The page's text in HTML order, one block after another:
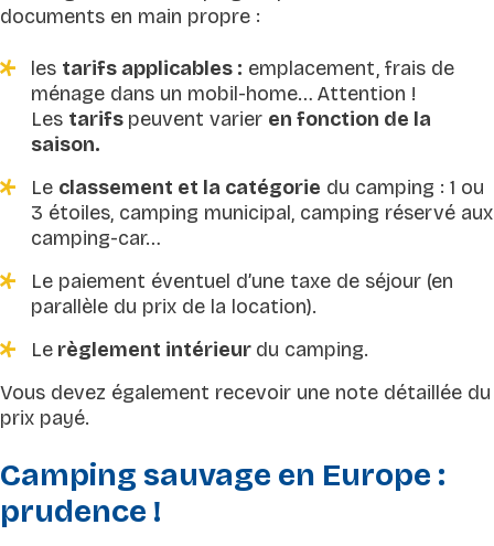
documents en main propre :
les tarifs applicables : emplacement, frais de
ménage dans un mobil-home… Attention !
Les tarifs peuvent varier en fonction de la
saison.
Le classement et la catégorie du camping : 1 ou
3 étoiles, camping municipal, camping réservé aux
camping-car…
Le paiement éventuel d’une taxe de séjour (en
parallèle du prix de la location).
Le règlement intérieur du camping.
Vous devez également recevoir une note détaillée du
prix payé.
Camping sauvage en Europe :
prudence !